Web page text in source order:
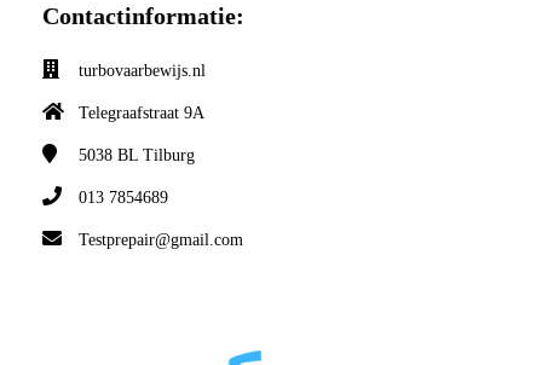
Contactinformatie:
turbovaarbewijs.nl
Telegraafstraat 9A
5038 BL Tilburg
013 7854689
Testprepair@gmail.com